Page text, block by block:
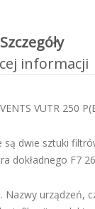
Szczegóły
informacji
VUTR 250
dwie sztuki
dokładnego F7
Nazwy urządzeń,